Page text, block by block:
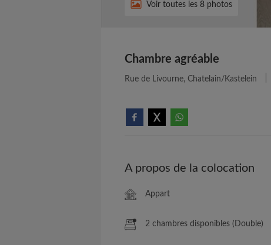
Voir toutes les 8 photos
Chambre agréable
Rue de Livourne, Chatelain/Kastelein
A propos de la colocation
Appart
2 chambres disponibles (Double)